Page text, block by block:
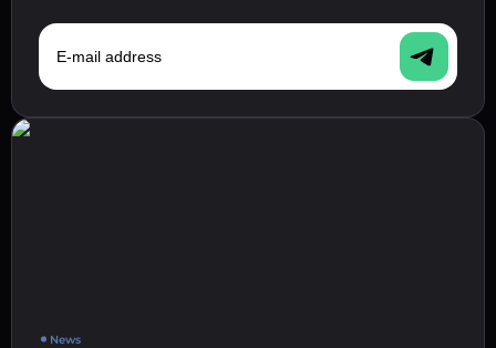
E-mail address
News